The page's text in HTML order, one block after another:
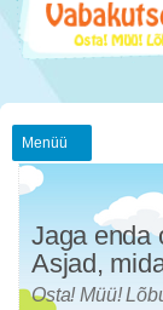
Menüü
Jaga enda
Asjad,
Osta! Müü!